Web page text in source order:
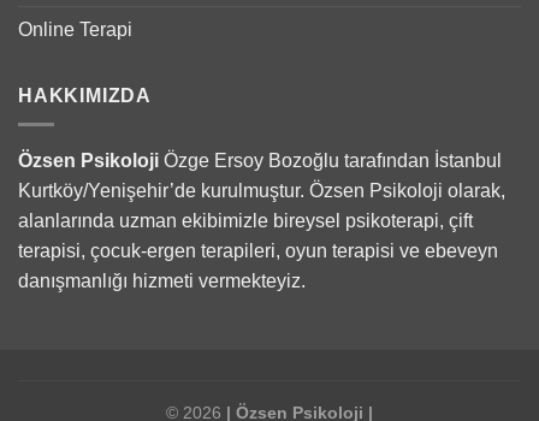
Online Terapi
HAKKIMIZDA
Özsen Psikoloji Özge Ersoy Bozoğlu tarafından İstanbul
Kurtköy/Yenişehir’de kurulmuştur. Özsen Psikoloji olarak,
alanlarında uzman ekibimizle bireysel psikoterapi, çift
terapisi, çocuk-ergen terapileri, oyun terapisi ve ebeveyn
danışmanlığı hizmeti vermekteyiz.
© 2026 | Özsen Psikoloji |